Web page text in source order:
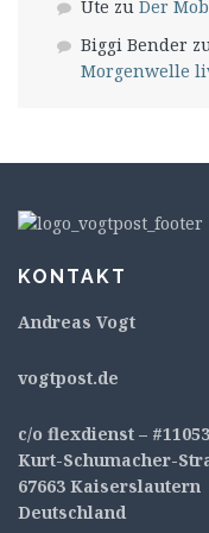
Ute zu Der
Biggi Bender
Morgenwelle
KONTAKT
Andreas Vogt
vogtpost.de
c/o flexdienst – #11053
Kurt-Schumacher-
67663 Kaiserslautern
Deutschland